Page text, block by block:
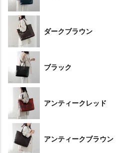
ダークブラウン
ブラック
アンティークレッド
アンティークブラウン